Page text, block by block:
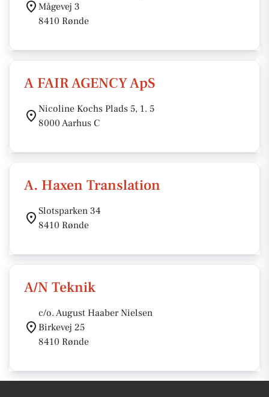
Mågevej 3
8410 Rønde
A FAIR AGENCY ApS
Nicoline Kochs Plads 5, 1. 5
8000 Aarhus C
A. Haxen Translation
Slotsparken 34
8410 Rønde
A/N Teknik
c/o. August Haaber Nielsen
Birkevej 25
8410 Rønde